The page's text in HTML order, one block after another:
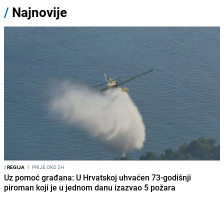
/ Najnovije
/REGIJA I PRIJE OKO 2H
Uz pomoć građana: U Hrvatskoj uhvaćen 73-godišnji
piroman koji je u jednom danu izazvao 5 požara